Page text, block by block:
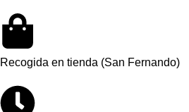
Recogida en tienda (San Fernando)